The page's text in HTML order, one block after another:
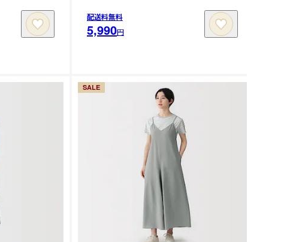
配送料無料
5,990円
SALE